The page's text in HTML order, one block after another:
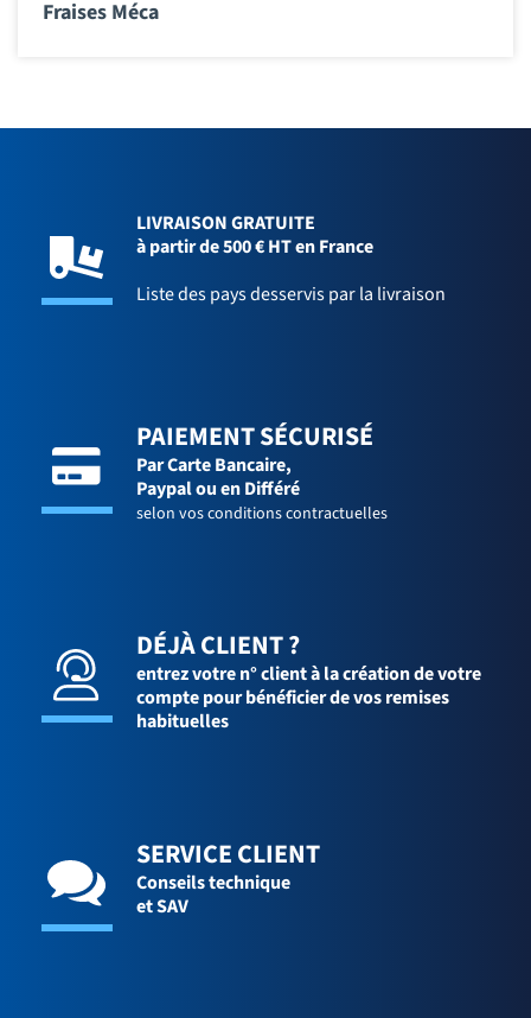
Fraises Méca
LIVRAISON GRATUITE
à partir de 500 € HT en France
Liste des pays desservis par la livraison
PAIEMENT SÉCURISÉ
Par Carte Bancaire,
Paypal ou en Différé
selon vos conditions contractuelles
DÉJÀ CLIENT ?
entrez votre n° client à la création de votre
compte pour bénéficier de vos remises
habituelles
SERVICE CLIENT
Conseils technique
et SAV